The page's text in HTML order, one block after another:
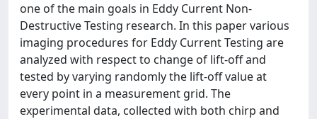
one of the main goals in Eddy Current Non-
Destructive Testing research. In this paper various
imaging procedures for Eddy Current Testing are
analyzed with respect to change of lift-off and
tested by varying randomly the lift-off value at
every point in a measurement grid. The
experimental data, collected with both chirp and